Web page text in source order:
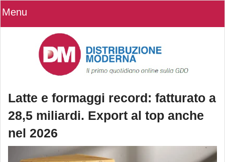
Menu
Latte e formaggi record: fatturato a
28,5 miliardi. Export al top anche
nel 2026